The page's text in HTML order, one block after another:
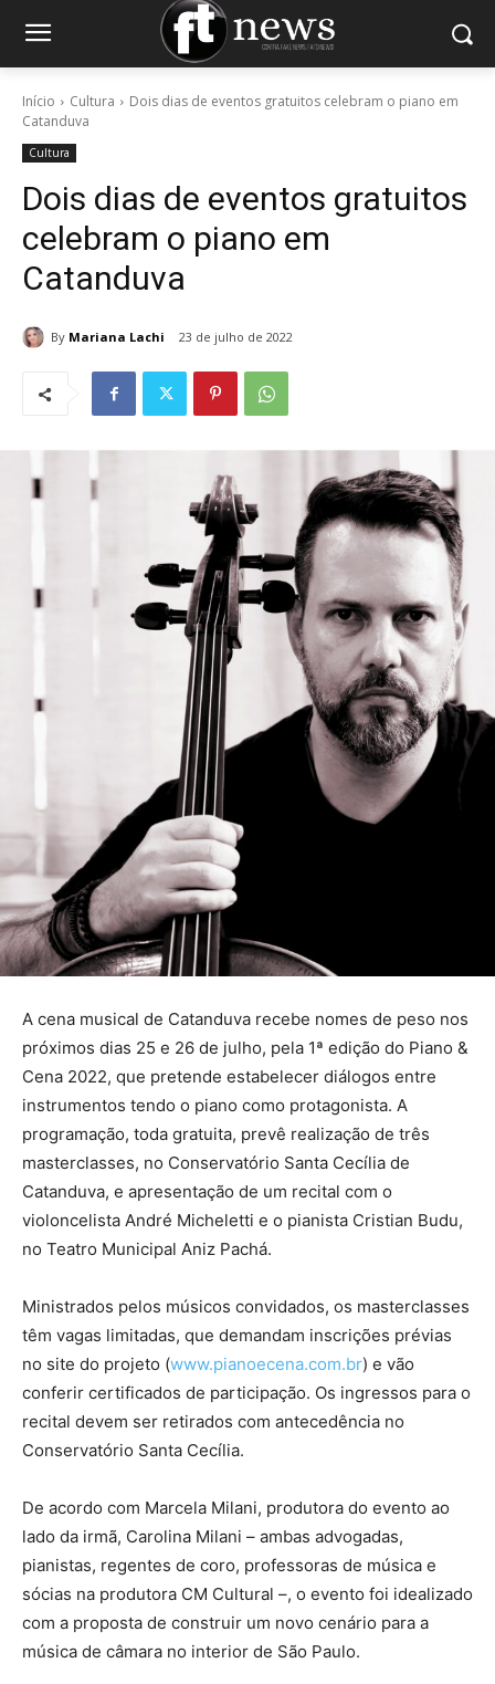
Início Cultura
Dois dias de eventos gratuitos celebram o piano em
Catanduva
Cultura
Dois dias de eventos gratuitos
celebram o piano em
Catanduva
By Mariana Lachi 23 de julho de 2022
A cena musical de Catanduva recebe nomes de peso nos
próximos dias 25 e 26 de julho, pela 1ª edição do Piano &
Cena 2022, que pretende estabelecer diálogos entre
instrumentos tendo o piano como protagonista. A
programação, toda gratuita, prevê realização de três
masterclasses, no Conservatório Santa Cecília de
Catanduva, e apresentação de um recital com o
violoncelista André Micheletti e o pianista Cristian Budu,
no Teatro Municipal Aniz Pachá.
Ministrados pelos músicos convidados, os masterclasses
têm vagas limitadas, que demandam inscrições prévias
no site do projeto (www.pianoecena.com.br) e vão
conferir certificados de participação. Os ingressos para o
recital devem ser retirados com antecedência no
Conservatório Santa Cecília.
De acordo com Marcela Milani, produtora do evento ao
lado da irmã, Carolina Milani – ambas advogadas,
pianistas, regentes de coro, professoras de música e
sócias na produtora CM Cultural –, o evento foi idealizado
com a proposta de construir um novo cenário para a
música de câmara no interior de São Paulo.